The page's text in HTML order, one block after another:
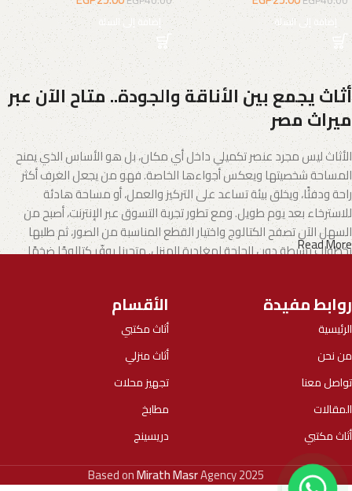
إضافة إلى السلة إضافة إلى السلة
أثاث يجمع بين الأناقة والجودة.. متاح الآن عبر
ميراث مصر
الأثاث ليس مجرد عنصر تكميلي داخل أي مكان، بل هو الأساس الذي يمنح
المساحة شخصيتها ويعكس أجواءها الخاصة. فهو من يجعل الغرف أكثر
راحة ودفئًا، ويخلق بيئة تساعد على التركيز والعمل، أو مساحة هادئة
للاسترخاء بعد يوم طويل. ومع تطور تجربة التسوق عبر الإنترنت، أصبح من
السهل الآن تصفح الكتالوج واختيار القطع المناسبة من الصور، ثم طلبها
بخطوات بسيطة دون الحاجة لمغادرة المنزل. متجرنا يوفّر كتالوجًا ضخمًا
الأثاث.. فن يجمع بين الإبداع والجودة
تطورت صناعة الأثاث لتصبح مزيجًا من الفن والوظيفة، حيث يقدم المصنّعون
اليوم خيارات تلبي جميع الأذواق، بدءًا من الموديلات العملية الجاهزة وحتى
التصاميم الفريدة التي تحمل بصمة الحرفيين المبدعين.
نحن فيميراث مصر
اخترنا بعناية مجموعة من أفضل الموديلات التي توازن
وعلامات تجارية موثوقة أثبتت خبرتها عبر سنوات طويلة من الالتزام، بما
Read More
روابط مفيدة
الرئيسية
من نحن
تواصل معنا
المقالات
أثاث مكتبي
الأقسام
أثاث مكتبي
أثاث منزلي
تجهيز محلات
مطابخ
دريسينج
Based onMirath MasrAgency2025